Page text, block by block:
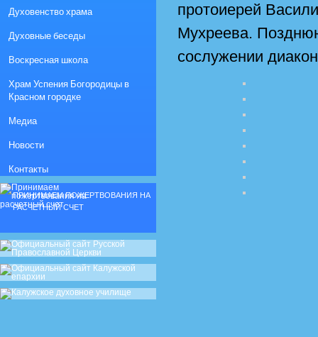
протоиерей
Мухреева.
сослужении
Духовенство храма
Духовные беседы
Воскресная школа
Храм Успения Богородицы в
Красном городке
Медиа
Новости
Контакты
ПРИНИМАЕМ ПОЖЕРТВОВАНИЯ НА
РАСЧЕТНЫЙ СЧЕТ